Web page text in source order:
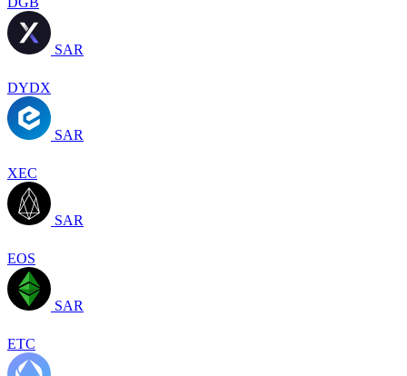
SAR
DYDX
SAR
XEC
SAR
EOS
SAR
ETC